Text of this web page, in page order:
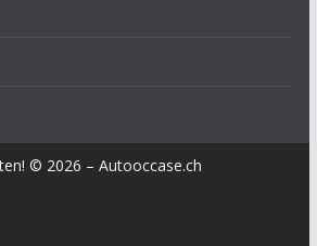
© 2026 – Autooccase.ch